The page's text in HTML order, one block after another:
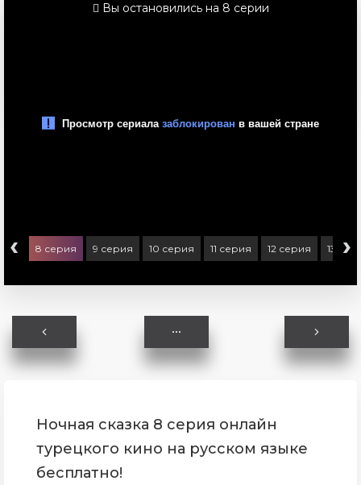
Вы остановились на 8 серии
‹ 8 серия 9 серия 10 серия 11 серия 12 серия 13 ›
Ночная сказка 8 серия онлайн
турецкого кино на русском языке
бесплатно!